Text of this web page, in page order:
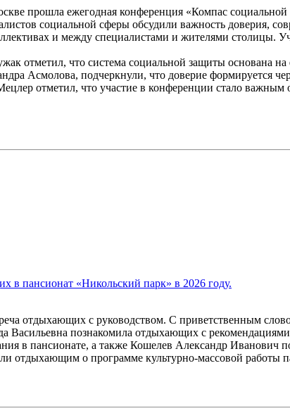
прошла ежегодная конференция «Компас
социальной сферы обсудили важность доверия,
и между специалистами и жителями столицы.
отметил, что система социальной защиты основана
Асмолова, подчеркнули, что доверие формируется
отметил, что участие в конференции стало
в пансионат «Никольский парк» в 2026 году.
отдыхающих с руководством. С приветственным
Васильевна познакомила отдыхающих с
в пансионате, а также Кошелев Александр Иванович
отдыхающим о программе культурно-массовой работы